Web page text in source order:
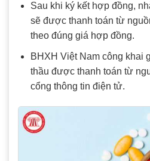
Sau khi ký kết hợp đồng,
sẽ được thanh toán từ
theo đúng giá hợp đồng.
BHXH Việt Nam công khai
thầu được thanh toán từ
cổng thông tin điện tử.